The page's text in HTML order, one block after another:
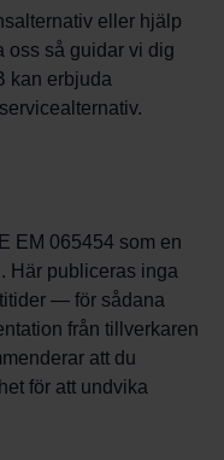
eller hjälp
oss så guidar vi dig
kan erbjuda
EM 065454 som en
Här publiceras inga
— för sådana
från tillverkaren
att du
för att undvika